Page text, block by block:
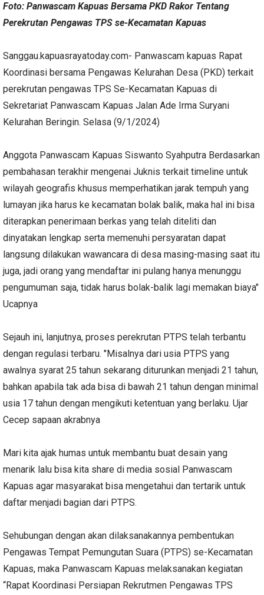
Foto: Panwascam Kapuas Bersama PKD Rakor Tentang
Perekrutan Pengawas TPS se-Kecamatan Kapuas
Sanggau.kapuasrayatoday.com- Panwascam kapuas Rapat
Koordinasi bersama Pengawas Kelurahan Desa (PKD) terkait
perekrutan pengawas TPS Se-Kecamatan Kapuas di
Sekretariat Panwascam Kapuas Jalan Ade Irma Suryani
Kelurahan Beringin. Selasa (9/1/2024)
Anggota Panwascam Kapuas Siswanto Syahputra Berdasarkan
pembahasan terakhir mengenai Juknis terkait timeline untuk
wilayah geografis khusus memperhatikan jarak tempuh yang
lumayan jika harus ke kecamatan bolak balik, maka hal ini bisa
diterapkan penerimaan berkas yang telah diteliti dan
dinyatakan lengkap serta memenuhi persyaratan dapat
langsung dilakukan wawancara di desa masing-masing saat itu
juga, jadi orang yang mendaftar ini pulang hanya menunggu
pengumuman saja, tidak harus bolak-balik lagi memakan biaya"
Ucapnya
Sejauh ini, lanjutnya, proses perekrutan PTPS telah terbantu
dengan regulasi terbaru. "Misalnya dari usia PTPS yang
awalnya syarat 25 tahun sekarang diturunkan menjadi 21 tahun,
bahkan apabila tak ada bisa di bawah 21 tahun dengan minimal
usia 17 tahun dengan mengikuti ketentuan yang berlaku. Ujar
Cecep sapaan akrabnya
Mari kita ajak humas untuk membantu buat desain yang
menarik lalu bisa kita share di media sosial Panwascam
Kapuas agar masyarakat bisa mengetahui dan tertarik untuk
daftar menjadi bagian dari PTPS.
Sehubungan dengan akan dilaksanakannya pembentukan
Pengawas Tempat Pemungutan Suara (PTPS) se-Kecamatan
Kapuas, maka Panwascam Kapuas melaksanakan kegiatan
“Rapat Koordinasi Persiapan Rekrutmen Pengawas TPS